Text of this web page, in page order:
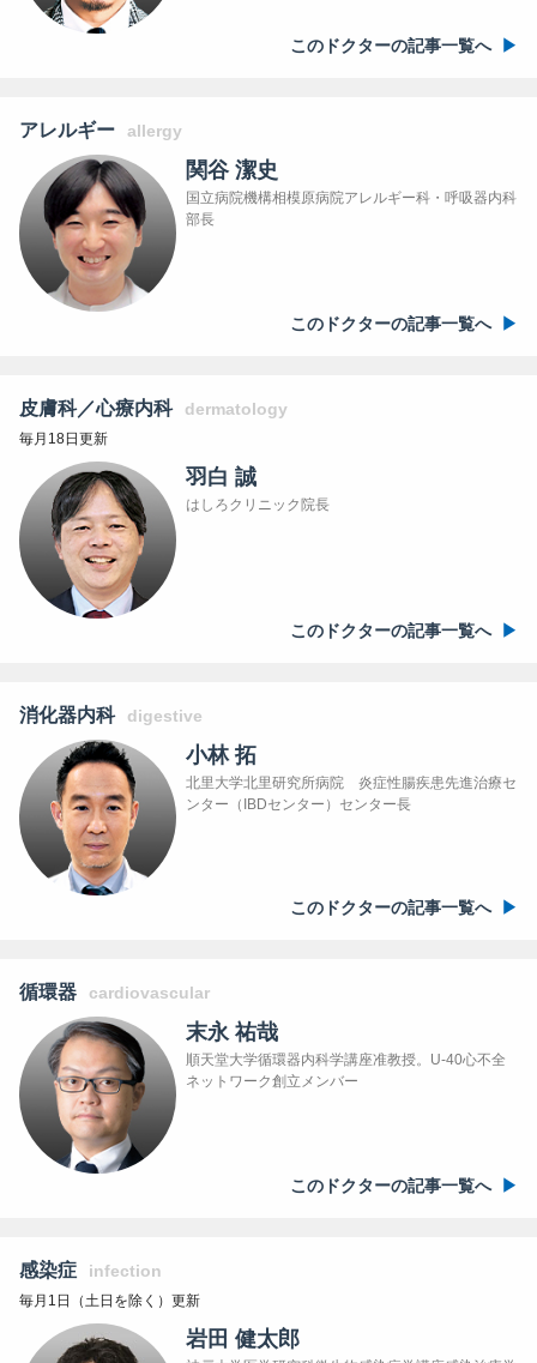
このドクターの記事一覧へ
アレルギー allergy
関谷 潔史
国立病院機構相模原病院アレルギー科・呼吸器内科
部長
このドクターの記事一覧へ
皮膚科／心療内科 dermatology
毎月18日更新
羽白 誠
はしろクリニック院長
このドクターの記事一覧へ
消化器内科 digestive
小林 拓
北里大学北里研究所病院 炎症性腸疾患先進治療セ
ンター（IBDセンター）センター長
このドクターの記事一覧へ
循環器 cardiovascular
末永 祐哉
順天堂大学循環器内科学講座准教授。U-40心不全
ネットワーク創立メンバー
このドクターの記事一覧へ
感染症 infection
毎月1日（土日を除く）更新
岩田 健太郎